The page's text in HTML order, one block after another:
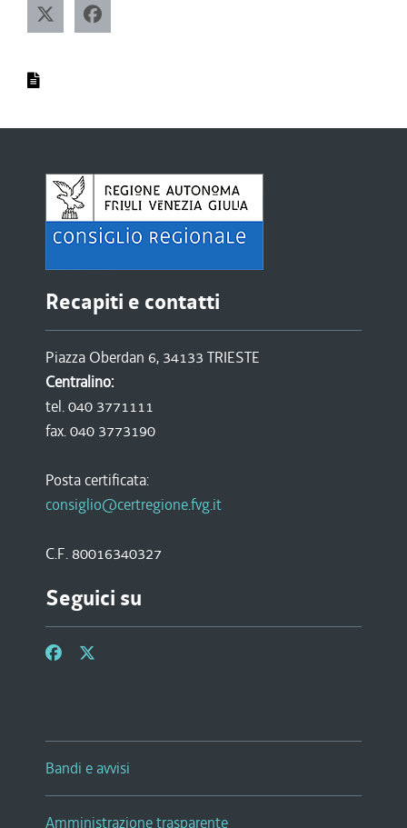
Recapiti e contatti
Piazza Oberdan 6, 34133 TRIESTE
Centralino:
tel. 040 3771111
fax. 040 3773190
Posta certificata:
consiglio@certregione.fvg.it
C.F. 80016340327
Seguici su
Bandi e avvisi
Amministrazione trasparente